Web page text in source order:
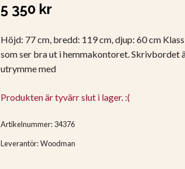
5 350 kr
Höjd: 77 cm, bredd: 119 cm, djup: 60 cm
som ser bra ut i hemmakontoret. Skrivbordet
utrymme med
Produkten är tyvärr slut i lager. :(
Artikelnummer: 34376
Leverantör:Woodman